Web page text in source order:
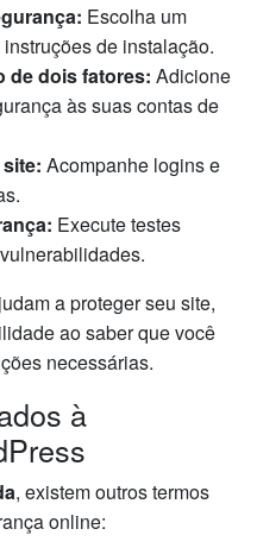
Escolha um
de instalação.
de dois fatores: Adicione
às suas contas de
Acompanhe logins e
Execute testes
a proteger seu site,
ao saber que você
necessárias.
à
, existem outros termos
online: